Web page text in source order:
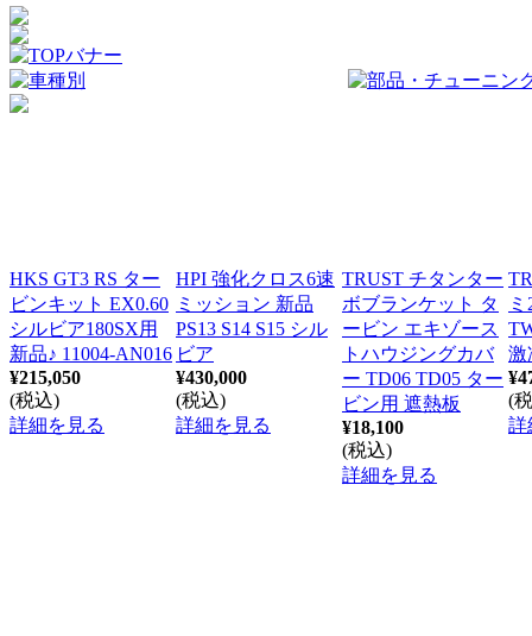
HKS GT3 RS ター
ビンキット EX0.60
シルビア180SX用
新品♪ 11004-AN016
¥215,050
(税込)
詳細を見る
HPI 強化クロス6速
ミッション 新品
PS13 S14 S15 シル
ビア
¥430,000
(税込)
詳細を見る
TRUST チタンター
ボブランケット タ
ービン エキゾース
トハウジングカバ
ー TD06 TD05 ター
ビン用 遮熱板
¥18,100
(税込)
詳細を見る
激
(
詳